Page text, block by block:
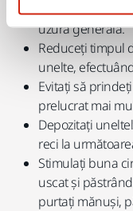
a evita vibrațiile
uzura generală.
Reduceți timpul
unelte,
Evitați să
prelucrat mai
Depozitați
reci la
Stimulați buna
uscat și
purtați mănuși,